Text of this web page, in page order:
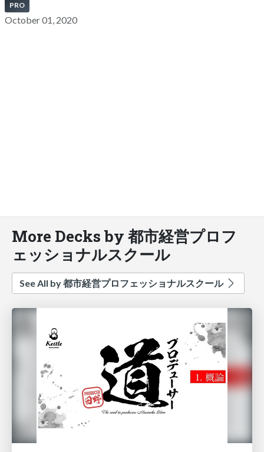
PRO
October 01, 2020
More Decks by 都市経営プロフ
ェッショナルスクール
See All by 都市経営プロフェッショナルスクール